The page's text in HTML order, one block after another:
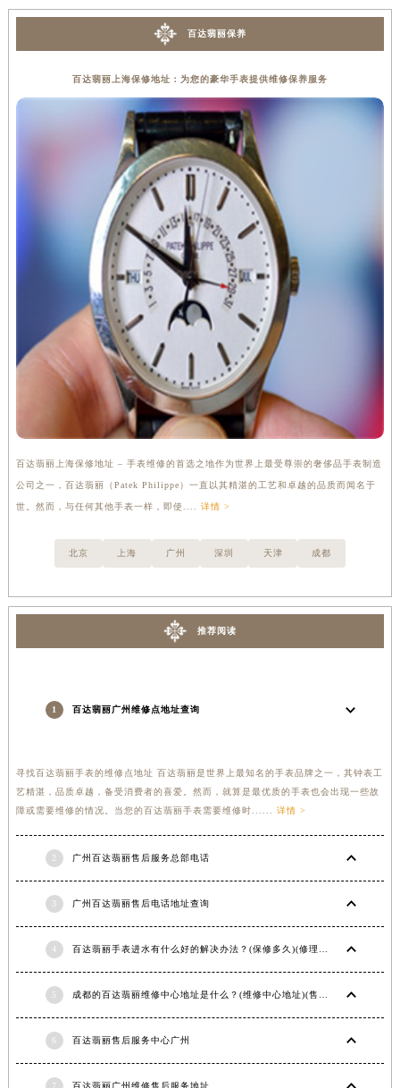
百达翡丽保养
百达翡丽上海保修地址：为您的豪华手表提供维修保养服务
百达翡丽上海保修地址 – 手表维修的首选之地作为世界上最受尊崇的奢侈品手表制造
公司之一，百达翡丽（Patek Philippe）一直以其精湛的工艺和卓越的品质而闻名于
世。然而，与任何其他手表一样，即使.... 详情 >
北京 上海 广州 深圳 天津 成都
推荐阅读
1 百达翡丽广州维修点地址查询
寻找百达翡丽手表的维修点地址 百达翡丽是世界上最知名的手表品牌之一，其钟表工
艺精湛，品质卓越，备受消费者的喜爱。然而，就算是最优质的手表也会出现一些故
障或需要维修的情况。当您的百达翡丽手表需要维修时...... 详情 >
2 广州百达翡丽售后服务总部电话
广州百达翡丽售后电话地址查询
4 百达翡丽手表进水有什么好的解决办法？(保修多久)(修理价格)
5 成都的百达翡丽维修中心地址是什么？(维修中心地址)(售后在哪里)
6 百达翡丽售后服务中心广州